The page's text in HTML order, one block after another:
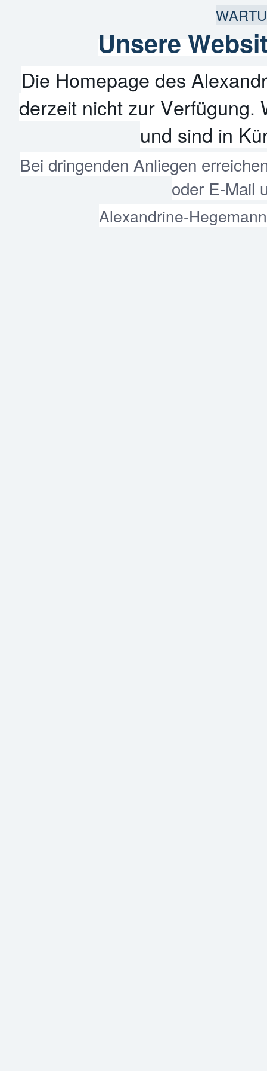
Unsere
Die Homepage des
derzeit nicht zur Verfügung.
und sind in
Bei dringenden Anliegen
oder E-Mail
Alexandrine-